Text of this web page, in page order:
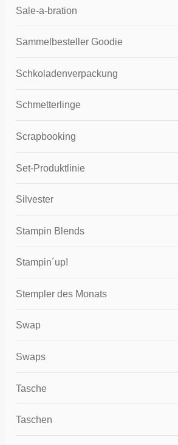
Sale-a-bration
Sammelbesteller Goodie
Schkoladenverpackung
Schmetterlinge
Scrapbooking
Set-Produktlinie
Silvester
Stampin Blends
Stampin´up!
Stempler des Monats
Swap
Swaps
Tasche
Taschen